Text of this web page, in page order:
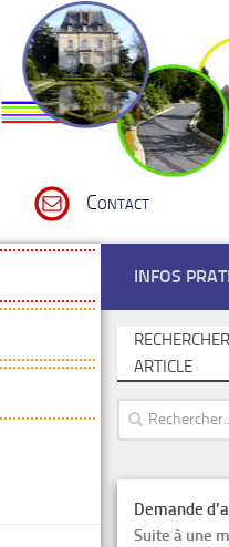
Contact
INFOS
ARTICLE
Demande
Suite à une